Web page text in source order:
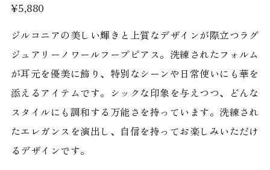
¥5,880
ジルコニアの美しい輝きと上質なデザインが際立つラグ
ジュアリーノワールフープピアス。洗練されたフォルム
が耳元を優美に飾り、特別なシーンや日常使いにも華を
添えるアイテムです。シックな印象を与えつつ、どんな
スタイルにも調和する万能さを持っています。洗練され
たエレガンスを演出し、自信を持ってお楽しみいただけ
るデザインです。